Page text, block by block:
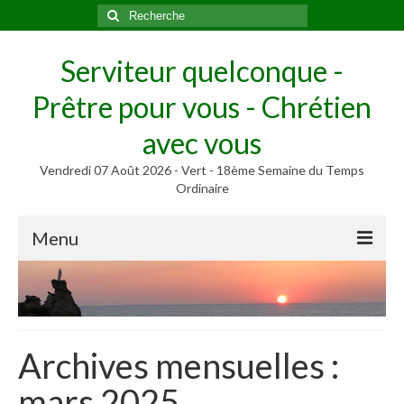
Rechercher
:
Serviteur quelconque -
Prêtre pour vous - Chrétien
avec vous
Vendredi 07 Août 2026 - Vert - 18ème Semaine du Temps
Ordinaire
Menu
Méditer
Homélies, Poèmes
Homélies
Archives mensuelles :